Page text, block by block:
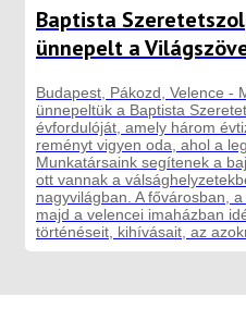
Baptista
ünnepelt a
Budapest, Pákozd, Velence -
ünnepeltük a Baptista
évfordulóját, amely három
reményt vigyen oda, ahol a
Munkatársaink segítenek a
ott vannak a
nagyvilágban. A fővárosban,
majd a velencei imaházban
történéseit, kihívásait, az